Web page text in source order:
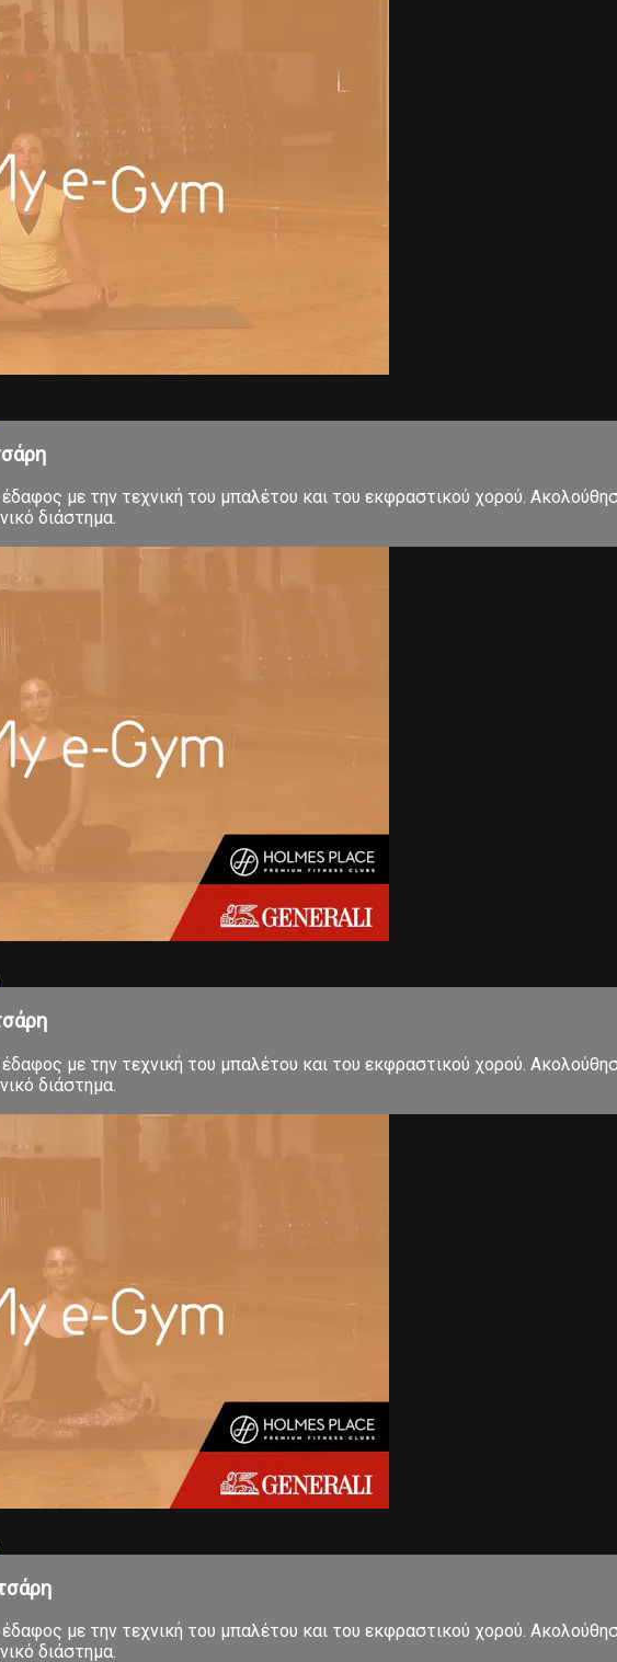
με την τεχνική του μπαλέτου και του εκφραστικού χορού.
διάστημα.
με την τεχνική του μπαλέτου και του εκφραστικού χορού.
διάστημα.
με την τεχνική του μπαλέτου και του εκφραστικού χορού.
διάστημα.